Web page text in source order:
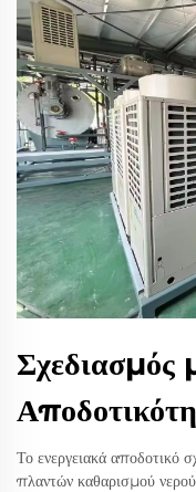
Σχεδιασμός
Το ενεργειακά αποδοτικό
πλαντών καθαρισμού